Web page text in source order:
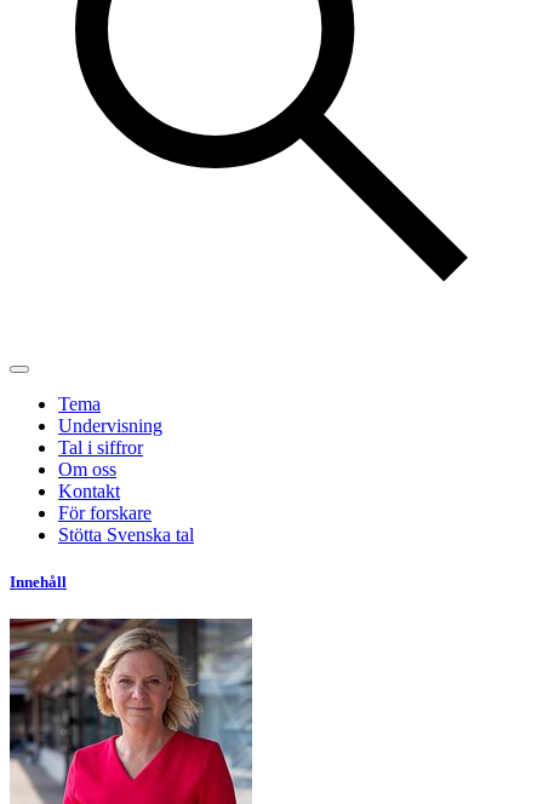
Tema
Undervisning
Tal i siffror
Om oss
Kontakt
För forskare
Stötta Svenska tal
Innehåll